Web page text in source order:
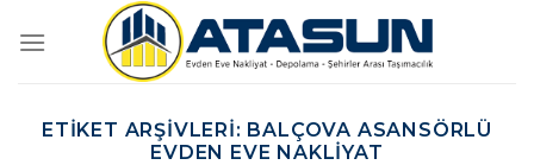
atla
ETIKET ARŞIVLERI: BALÇOVA ASANSÖRLÜ
EVDEN EVE NAKLIYAT